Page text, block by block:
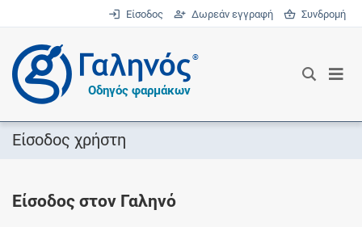
Είσοδος Δωρεάν εγγραφή Συνδρομή
®
Οδηγός φαρμάκων
Είσοδος χρήστη
Είσοδος στον Γαληνό